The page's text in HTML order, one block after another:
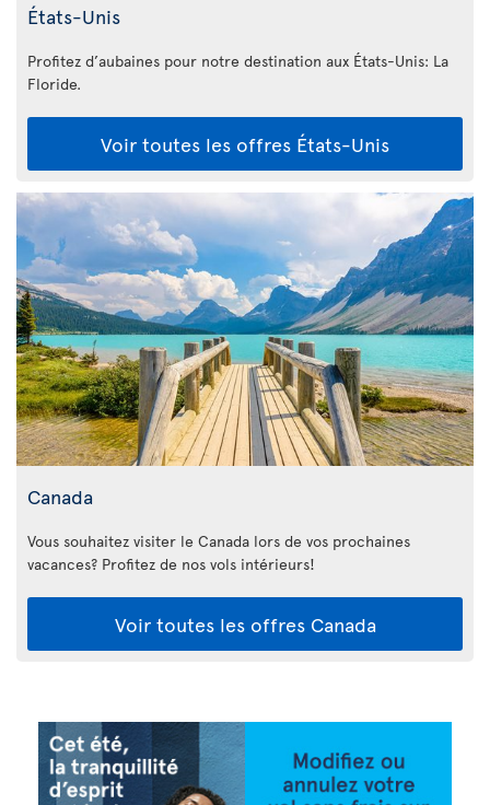
États-Unis
Profitez d’aubaines pour notre destination aux États-Unis: La
Floride.
Voir toutes les offres États-Unis
Canada
Vous souhaitez visiter le Canada lors de vos prochaines
vacances? Profitez de nos vols intérieurs!
Voir toutes les offres Canada